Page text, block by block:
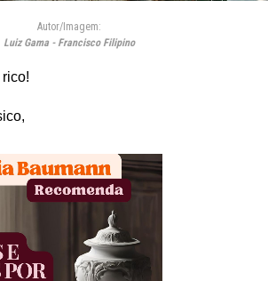
Autor/Imagem:
Luiz Gama - Francisco Filipino